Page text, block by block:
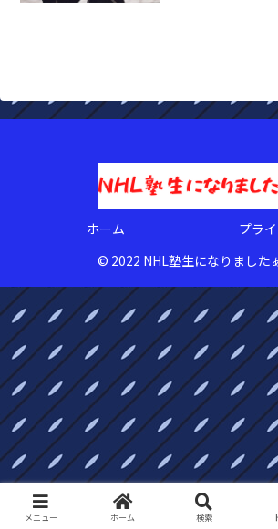
ホーム
プラ
© 2022 NHL塾生になりました
メニュー ホーム 検索